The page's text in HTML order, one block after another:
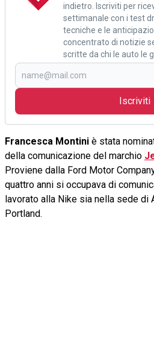
indietro. Iscriviti per
settimanale con i test
tecniche e le
concentrato di notizie
scritte da chi le auto le
Iscriviti
Francesca Montini è stata
della comunicazione del marchio
Proviene dalla Ford Motor
quattro anni si occupava di
lavorato alla Nike sia nella sede di
Portland.